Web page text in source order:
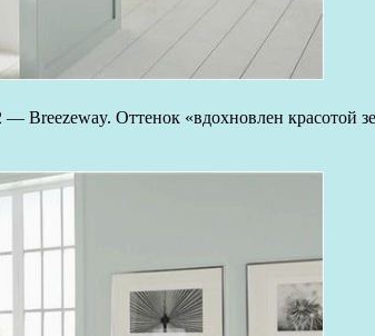
Breezeway. Оттенок «вдохновлен красотой